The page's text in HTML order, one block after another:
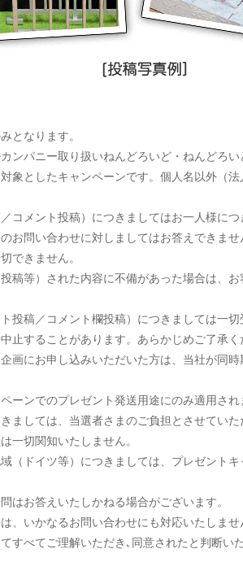
となります。
ンパニー取り扱いねんどろいど・ねんどろ
象としたキャンペーンです。個人名以外（
コメント投稿）につきましてはお一人様に
お問い合わせに対しましてはお答えできませ
できません。
稿等）された内容に不備があった場合は、
投稿／コメント欄投稿）につきましては一切
止することがあります。あらかじめご了承く
画にお申し込みいただいた方は、当社が同
ーンでのプレゼント発送用途にのみ適用され
ましては、当選者さまのご負担とさせていた
一切関知いたしません。
（ドイツ等）につきましては、プレゼント
はお答えいたしかねる場合がございます。
、いかなるお問い合わせにも対応いたしませ
すべてご理解いただき､同意されたと判断いた